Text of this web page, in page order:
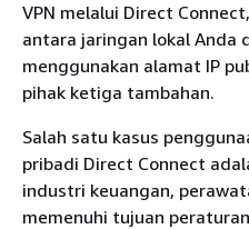
VPN melalui Direct
antara jaringan lokal Anda
menggunakan alamat IP
pihak ketiga tambahan.
Salah satu kasus
pribadi Direct Connect
industri keuangan,
memenuhi tujuan